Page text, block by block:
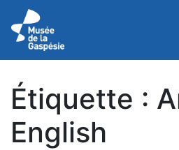
Étiquette :
English